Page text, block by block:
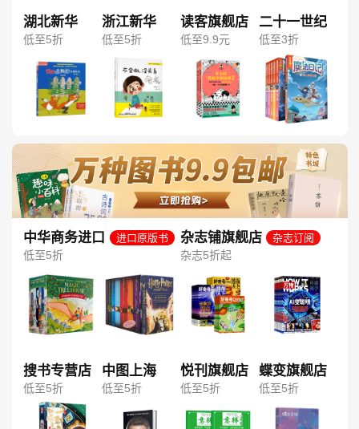
湖北新华
低至5折
浙江新华
低至5折
读客旗舰店
低至9.9元
二十一世纪
低至3折
中华商务进口
图书旗舰店
进口原版书
低至5折
杂志铺旗舰店 杂志订阅
杂志5折起
搜书专营店
低至5折
中图上海
低至5折
悦刊旗舰店
低至5折
蝶变旗舰店
低至5折